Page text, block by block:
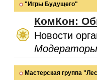
"Игры Будущего"
КомКон:
Новости
Мастерская группа